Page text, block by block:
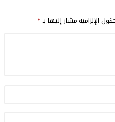
الإلزامية مشار إليها بـ*